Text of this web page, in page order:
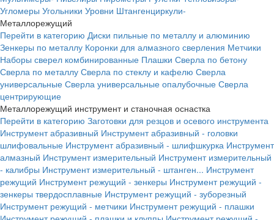
Угломеры Угольники Уровни Штангенциркули-
Металлорежущий
Перейти в категорию Диски пильные по металлу и алюминию
Зенкеры по металлу Коронки для алмазного сверления Метчики
Наборы сверел комбинированные Плашки Сверла по бетону
Сверла по металлу Сверла по стеклу и кафелю Сверла
универсальные Сверла универсальные опалубочные Сверла
центрирующие
Металлорежущий инструмент и станочная оснастка
Перейти в категорию Заготовки для резцов и осевого инструмента
Инструмент абразивный Инструмент абразивный - головки
шлифовальные Инструмент абразивный - шлифшкурка Инструмент
алмазный Инструмент измерительный Инструмент измерительный
- калибры Инструмент измерительный - штанген... Инструмент
режущий Инструмент режущий - зенкеры Инструмент режущий -
зенкеры твердосплавные Инструмент режущий - зуборезный
Инструмент режущий - метчики Инструмент режущий - плашки